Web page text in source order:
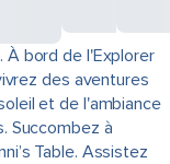
À bord de l'Explorer
des aventures
et de l'ambiance
Succombez à
Table. Assistez